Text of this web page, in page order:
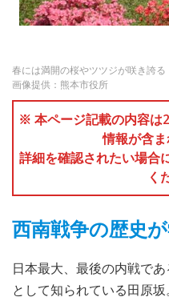
春には満開の桜やツツジが咲き誇る
画像提供：熊本市役所
※ 本ページ記載の内容は
情報が含ま
詳細を確認されたい場合
く
西南戦争の歴史
日本最大、最後の内戦で
として知られている田原